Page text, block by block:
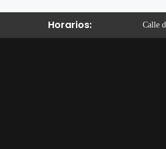
Horarios: Calle